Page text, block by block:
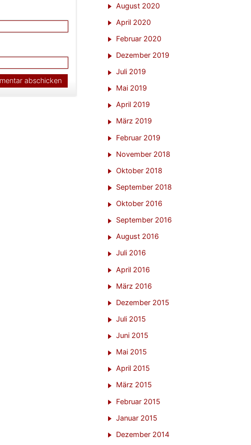
August 2020
April 2020
Februar 2020
Dezember 2019
Juli 2019
Mai 2019
April 2019
März 2019
Februar 2019
November 2018
Oktober 2018
September 2018
Oktober 2016
September 2016
August 2016
Juli 2016
April 2016
März 2016
Dezember 2015
Juli 2015
Juni 2015
Mai 2015
April 2015
März 2015
Februar 2015
Januar 2015
Dezember 2014